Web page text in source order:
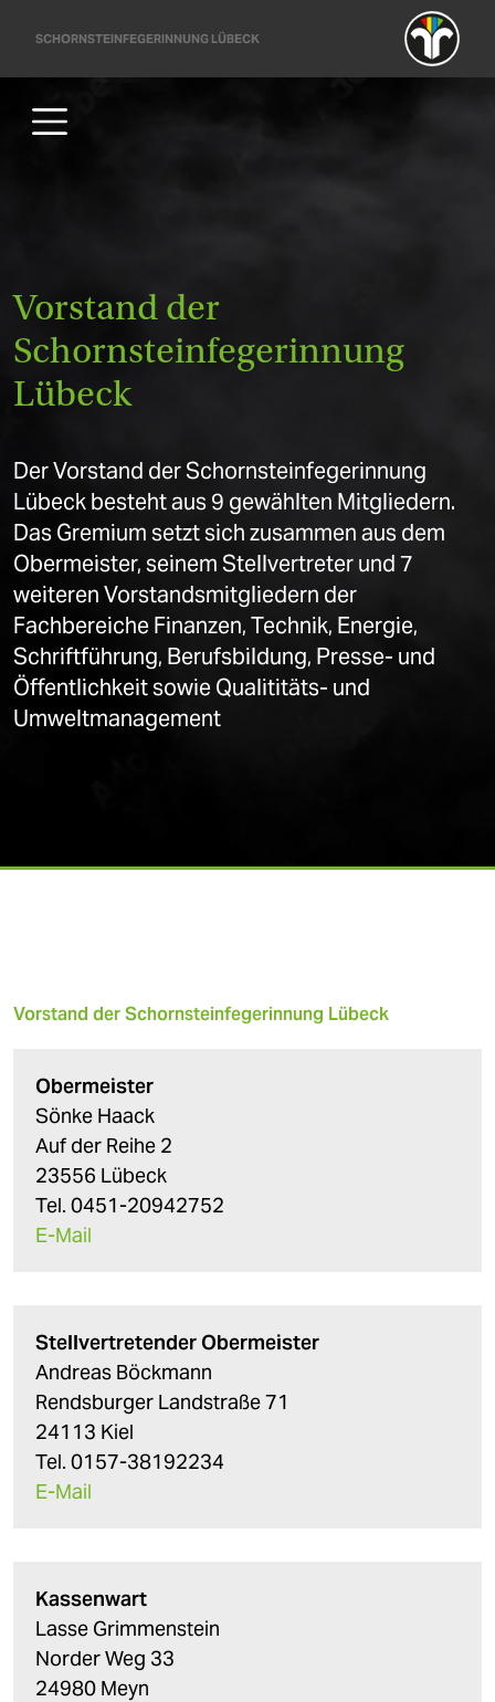
SCHORNSTEINFEGERINNUNG LÜBECK
Vorstand der
Schornsteinfegerinnung
Lübeck
Der Vorstand der Schornsteinfegerinnung
Lübeck besteht aus 9 gewählten Mitgliedern.
Das Gremium setzt sich zusammen aus dem
Obermeister, seinem Stellvertreter und 7
weiteren Vorstandsmitgliedern der
Fachbereiche Finanzen, Technik, Energie,
Schriftführung, Berufsbildung, Presse- und
Öffentlichkeit sowie Qualititäts- und
Umweltmanagement
Vorstand der Schornsteinfegerinnung Lübeck
Obermeister
Sönke Haack
Auf der Reihe 2
23556 Lübeck
Tel. 0451-20942752
E-Mail
Stellvertretender Obermeister
Andreas Böckmann
Rendsburger Landstraße 71
24113 Kiel
Tel. 0157-38192234
E-Mail
Kassenwart
Lasse Grimmenstein
Norder Weg 33
24980 Meyn